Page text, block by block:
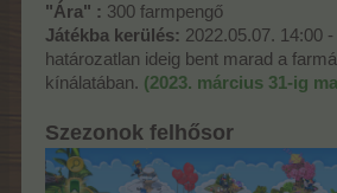
"Ára" : 300 farmpengő
Játékba kerülés: 2022.05.07. 14:00
határozatlan ideig bent marad a
kínálatában. (2023. március 31-ig
Szezonok felhősor